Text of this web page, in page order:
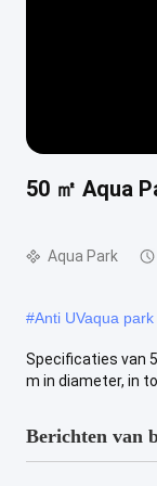
50 ㎡ Aqua
Aqua Park
#Anti UVaqua park
Specificaties van
m in diameter, in
Berichten van